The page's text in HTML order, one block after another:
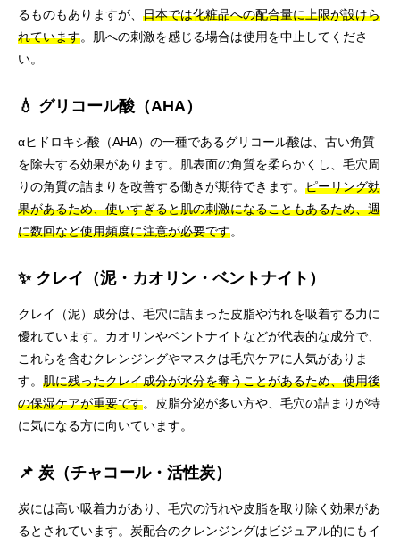
るものもありますが、 日本では化粧品への配合量に上限が設けら
れています。肌への刺激を感じる場合は使用を中止してくださ
い。
💧 グリコール酸（AHA）
αヒドロキシ酸（AHA）の一種であるグリコール酸は、古い角質
を除去する効果があります。肌表面の角質を柔らかくし、毛穴周
りの角質の詰まりを改善する働きが期待できます。 ピーリング効
果があるため、使いすぎると肌の刺激になることもあるため、週
に数回など使用頻度に注意が必要です。
✨ クレイ（泥・カオリン・ベントナイト）
クレイ（泥）成分は、毛穴に詰まった皮脂や汚れを吸着する力に
優れています。カオリンやベントナイトなどが代表的な成分で、
これらを含むクレンジングやマスクは毛穴ケアに人気がありま
す。 肌に残ったクレイ成分が水分を奪うことがあるため、使用後
の保湿ケアが重要です。皮脂分泌が多い方や、毛穴の詰まりが特
に気になる方に向いています。
📌 炭（チャコール・活性炭）
炭には高い吸着力があり、毛穴の汚れや皮脂を取り除く効果があ
るとされています。炭配合のクレンジングはビジュアル的にもイ